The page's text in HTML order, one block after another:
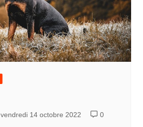
vendredi 14 octobre 2022 0